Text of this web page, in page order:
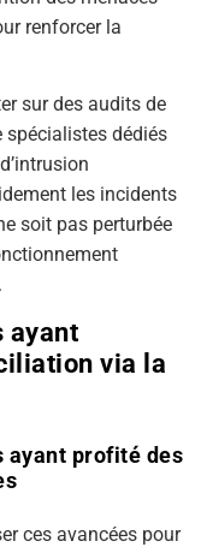
renforcer la
sur des audits de
spécialistes dédiés
les incidents
soit pas perturbée
ayant
via la
ayant profité des
ces avancées pour